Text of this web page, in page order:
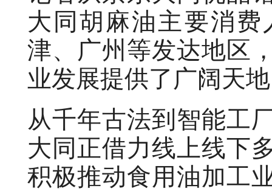
大同胡麻油主要消
津、广州等发达地区
业发展提供了广阔天
从千年古法到智能工
大同正借力线上线下
积极推动食用油加工